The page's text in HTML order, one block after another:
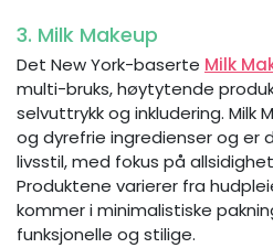
3. Milk Makeup
Det New York-baserte Milk
multi-bruks, høytytende
selvuttrykk og inkludering. Milk
og dyrefrie ingredienser og er
livsstil, med fokus på
Produktene varierer fra
kommer i minimalistiske
funksjonelle og stilige.